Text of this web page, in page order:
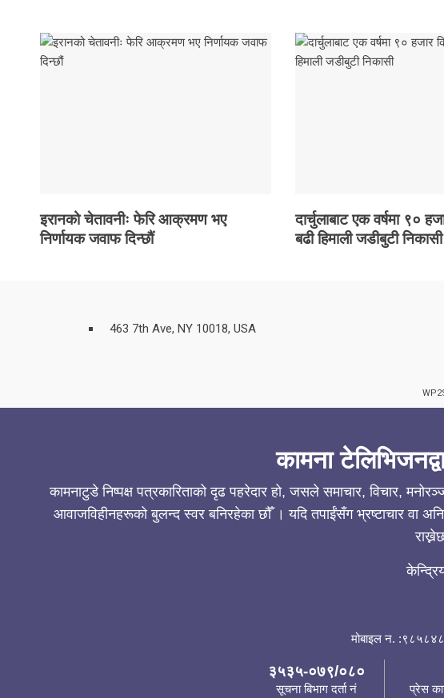
स्वास्थ्य
इरानको चेतावनीः फेरि आक्रमण भए
निर्णायक जवाफ दिन्छौं
दार्चुलाबाट एक वर्षमा ९०
बढी हिमाली जडीबुटी निकासी
463 7th Ave, NY 10018, USA
कामना
कामनाटुडे निष्पक्ष पत्रकारिताको दृढ पहरेदार हो, जसले समाचार, विचार,
आवाजविहीनहरूको बुलन्द स्वर बनिरहेका छौँ । यदि तपाईंसँग भ्रष्टाचार वा
मोबाइल न.
३५३५-०७९/०८०
सूचना बिभाग दर्ता नं प्रेस